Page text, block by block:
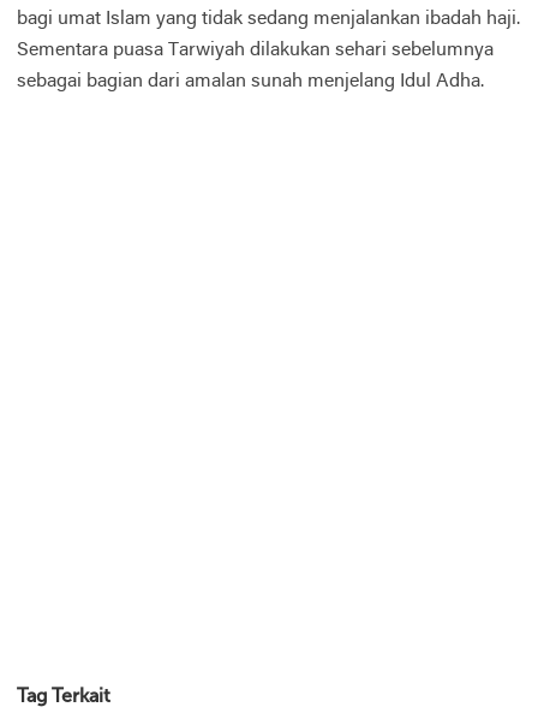
bagi umat Islam yang tidak sedang menjalankan ibadah haji.
Sementara puasa Tarwiyah dilakukan sehari sebelumnya
sebagai bagian dari amalan sunah menjelang Idul Adha.
Tag Terkait